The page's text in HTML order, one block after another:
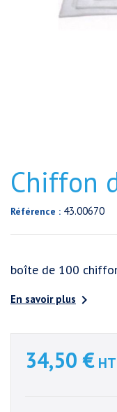
Chiffon
Référence : 43.00670
boîte de 100
En savoir plus 
34,50 € HT